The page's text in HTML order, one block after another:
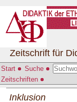
Start Suche
Zeitschriften
Zeitschrift für
Inklusion